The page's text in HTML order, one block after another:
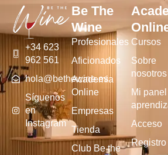
+34 623
962 561
hola@bethewine.es
Síguenos
en
Instagram
Be The
Wine
Profesionales
Aficionados
Academia
Online
Empresas
Tienda
Club Be the
Cursos
Sobre
nosotros
Mi
Acceso
Registro